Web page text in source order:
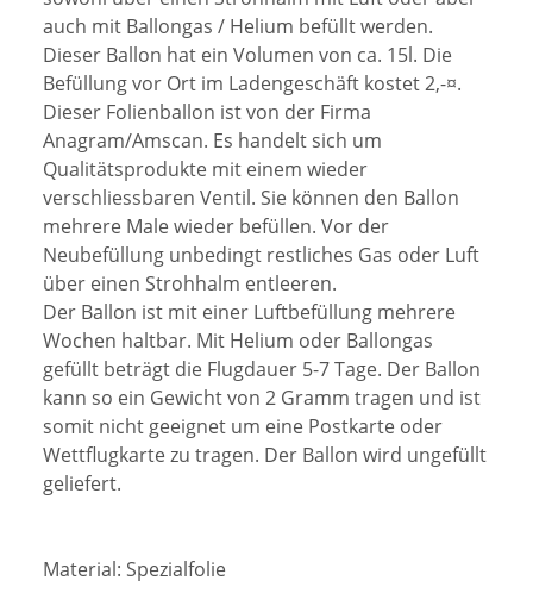
auch mit Ballongas / Helium befüllt werden.
Dieser Ballon hat ein Volumen von ca. 15l. Die
Befüllung vor Ort im Ladengeschäft kostet 2,-¤.
Dieser Folienballon ist von der Firma
Anagram/Amscan. Es handelt sich um
Qualitätsprodukte mit einem wieder
verschliessbaren Ventil. Sie können den Ballon
mehrere Male wieder befüllen. Vor der
Neubefüllung unbedingt restliches Gas oder Luft
über einen Strohhalm entleeren.
Der Ballon ist mit einer Luftbefüllung mehrere
Wochen haltbar. Mit Helium oder Ballongas
gefüllt beträgt die Flugdauer 5-7 Tage. Der Ballon
kann so ein Gewicht von 2 Gramm tragen und ist
somit nicht geeignet um eine Postkarte oder
Wettflugkarte zu tragen. Der Ballon wird ungefüllt
geliefert.
Material: Spezialfolie